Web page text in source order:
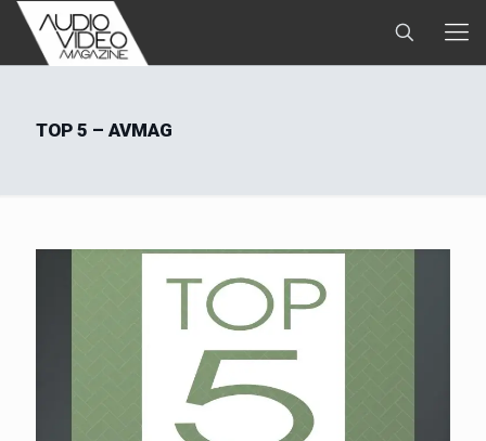
TOP 5 – AVMAG